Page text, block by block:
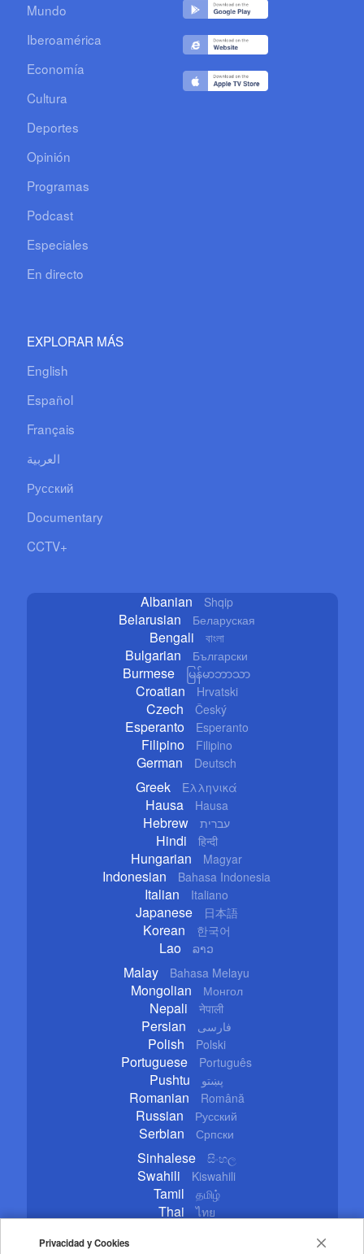
Privacidad y Cookies
Mundo
Iberoamérica
Economía
Cultura
Deportes
Opinión
Programas
Podcast
Especiales
En directo
EXPLORAR MÁS
English
Español
Français
العربية
Русский
Documentary
CCTV+
Albanian Shqip
Belarusian Беларуская
Bengali বাংলা
Bulgarian Български
Burmese မြန်မာဘာသာ
Croatian Hrvatski
Czech Český
Esperanto Esperanto
Filipino Filipino
German Deutsch
Greek Ελληνικά
Hausa Hausa
Hebrew עברית
Hindi हिन्दी
Hungarian Magyar
Indonesian Bahasa Indonesia
Italian Italiano
Japanese 日本語
Korean 한국어
Lao ລາວ
Malay Bahasa Melayu
Mongolian Монгол
Nepali नेपाली
Persian فارسی
Polish Polski
Portuguese Português
Pushtu پښتو
Romanian Română
Russian Русский
Serbian Српски
Sinhalese සිංහල
Swahili Kiswahili
Tamil தமிழ்
Thai ไทย
Ukrainian